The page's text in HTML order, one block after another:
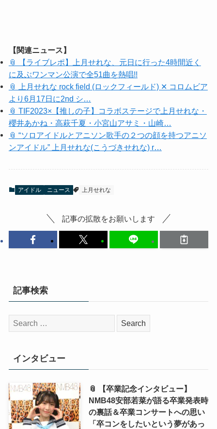
【関連ニュース】
📎 【ライブレポ】上月せれな、元日に行った4時間近く
に及ぶワンマン公演で全51曲を熱唱!!
📎 上月せれな rock field (ロックフィールド) ✕ コロムビア
より6月17日に2nd シ…
📎 TIF2023×【推しの子】コラボステージで上月せれな・
櫻井あかね・高萩千夏・小宮山アサミ・山崎…
📎 “ソロアイドルとアニソン歌手の２つの顔を持つアニソ
ンアイドル” 上月せれな(こうづきせれな) r…
アイドル ニュース 上月せれな
記事の拡散をお願いします
記事検索
検
索:
インタビュー
📎 【卒業記念インタビュー】
NMB48安部若菜が語る卒業発表時
の裏話＆卒業コンサートへの思い
「卒コンをしたいという夢があっ